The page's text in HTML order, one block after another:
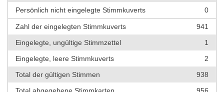
Persönlich nicht eingelegte Stimmkuverts
0
Zahl der eingelegten Stimmkuverts
941
Eingelegte, ungültige Stimmzettel
1
Eingelegte, leere Stimmkuverts
2
Total der gültigen Stimmen
938
Total abgegebene Stimmkarten
956